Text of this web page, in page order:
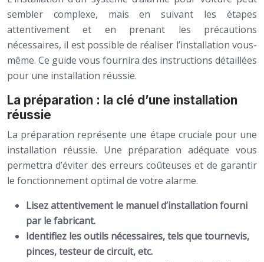
sembler complexe, mais en suivant les étapes
attentivement et en prenant les précautions
nécessaires, il est possible de réaliser l’installation vous-
même. Ce guide vous fournira des instructions détaillées
pour une installation réussie.
La préparation : la clé d’une installation
réussie
La préparation représente une étape cruciale pour une
installation réussie. Une préparation adéquate vous
permettra d’éviter des erreurs coûteuses et de garantir
le fonctionnement optimal de votre alarme.
Lisez attentivement le manuel d’installation fourni
par le fabricant.
Identifiez les outils nécessaires, tels que tournevis,
pinces, testeur de circuit, etc.